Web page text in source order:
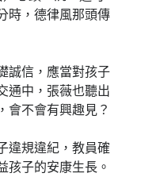
時，德律風那頭傳
誠信，應當對孩子
通中，張薇也聽出
會不會有興趣見？
違規違紀，教員確
孩子的安康生長。